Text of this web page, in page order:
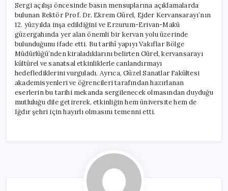
Sergi açılışı öncesinde basın mensuplarına açıklamalarda
bulunan Rektör Prof. Dr. Ekrem Gürel, Ejder Kervansarayı’nın
12. yüzyılda inşa edildiğini ve Erzurum-Erivan-Makü
güzergahında yer alan önemli bir kervan yolu üzerinde
bulunduğunu ifade etti. Bu tarihî yapıyı Vakıflar Bölge
Müdürlüğü’nden kiraladıklarını belirten Gürel, kervansarayı
kültürel ve sanatsal etkinliklerle canlandırmayı
hedeflediklerini vurguladı. Ayrıca, Güzel Sanatlar Fakültesi
akademisyenleri ve öğrencileri tarafından hazırlanan
eserlerin bu tarihi mekanda sergilenecek olmasından duyduğu
mutluluğu dile getirerek, etkinliğin hem üniversite hem de
Iğdır şehri için hayırlı olmasını temenni etti.